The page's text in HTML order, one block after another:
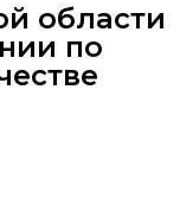
области
по